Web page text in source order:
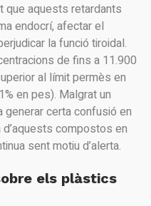
que aquests retardants
endocrí, afectar el
la funció tiroidal.
de fins a 11.900
al límit permès en
en pes). Malgrat un
generar certa confusió en
d’aquests compostos en
sent motiu d’alerta.
els plàstics